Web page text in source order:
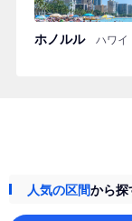
ホノルル ハワイ
人気の区間から探